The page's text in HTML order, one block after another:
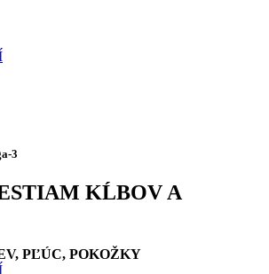
3
KĹBOV A
PĽÚC, POKOŽKY